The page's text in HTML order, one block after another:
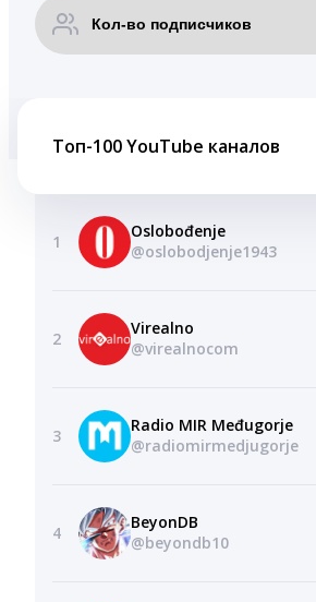
Топ-100 YouTube каналов
1
Oslobođenje
@oslobodjenje1943
2
Virealno
@virealnocom
3
Radio MIR Međugorje
@radiomirmedjugorje
4
BeyonDB
@beyondb10